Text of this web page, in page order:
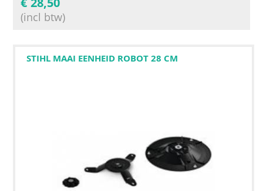
(incl btw)
STIHL MAAI EENHEID ROBOT 28 CM